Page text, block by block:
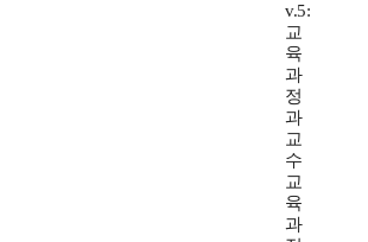
v.5:
교
육
과
정
과
교
수
교
육
과